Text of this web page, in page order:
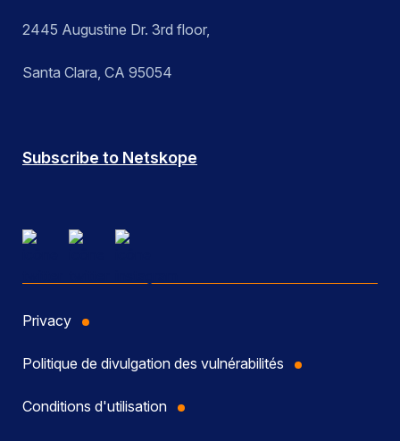
2445 Augustine Dr. 3rd floor,
Santa Clara, CA 95054
Subscribe to Netskope
Privacy
Politique de divulgation des vulnérabilités
Conditions d'utilisation